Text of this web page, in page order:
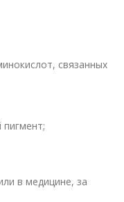
связанных
в медицине, за